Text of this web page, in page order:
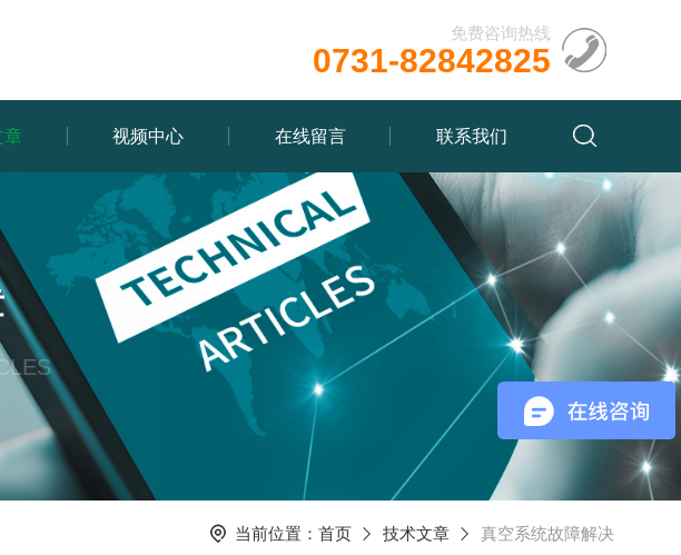
免费咨询热线
0731-82842825
章 视频中心 在线留言 联系我们
当前位置： 首页 技术文章 真空系统故障解决